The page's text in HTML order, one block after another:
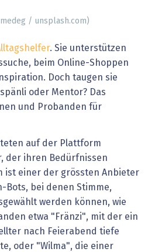
/ unsplash.com)
. Sie unterstützen
beim Online-Shoppen
Doch taugen sie
oder Mentor? Das
und Probanden für
auf der Plattform
der ihren Bedürfnissen
ist einer der grössten Anbieter
Bots, bei denen Stimme,
werden können, wie
etwa "Fränzi", mit der ein
nach Feierabend tiefe
oder "Wilma", die einer